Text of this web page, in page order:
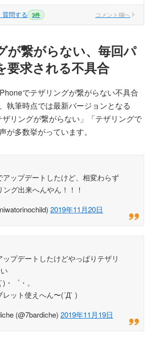
質問する 3件 コメント欄へ
が繋がらない、毎回パ
要求される不具合
でテザリングが繋がらない不具合
執筆時点では最新バージョンとなる
リングが繋がらない」「テザリングで
が多数挙がっています。
アップデートしたけど、相変わらず
グ出来へんやん！！！
2019年11月20日
ップデートしたけどやっぱりテザリ
゜・。
レット使えへん〜(´Д` )
(@7bardiche) 2019年11月19日